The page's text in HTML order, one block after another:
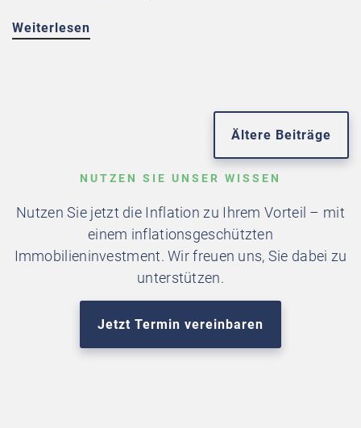
Weiterlesen
Ältere Beiträge
NUTZEN SIE UNSER WISSEN
Nutzen Sie jetzt die Inflation zu Ihrem Vorteil – mit
einem inflationsgeschützten
Immobilieninvestment. Wir freuen uns, Sie dabei zu
unterstützen.
Jetzt Termin vereinbaren